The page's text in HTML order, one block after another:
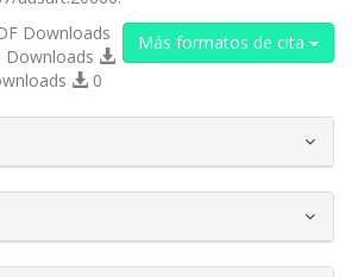
Más formatos de cita
Downloads
Downloads
0